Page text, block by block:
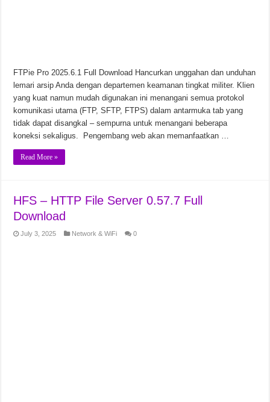
FTPie Pro 2025.6.1 Full Download Hancurkan unggahan dan unduhan
lemari arsip Anda dengan departemen keamanan tingkat militer. Klien
yang kuat namun mudah digunakan ini menangani semua protokol
komunikasi utama (FTP, SFTP, FTPS) dalam antarmuka tab yang
tidak dapat disangkal – sempurna untuk menangani beberapa
koneksi sekaligus. Pengembang web akan memanfaatkan …
Read More »
HFS – HTTP File Server 0.57.7 Full
Download
July 3, 2025 Network & WiFi 0